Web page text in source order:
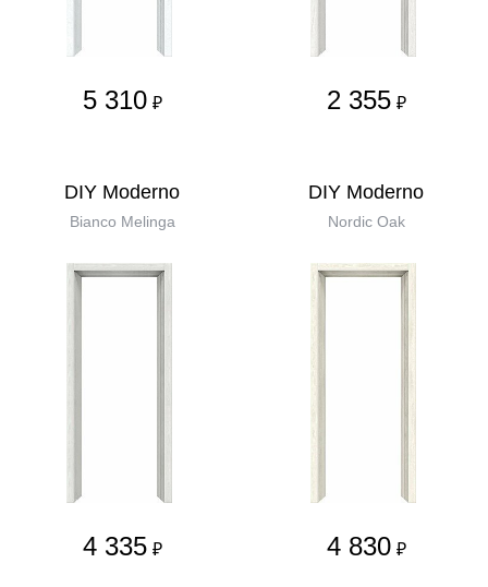
5 310 ₽ 2 355 ₽
DIY Moderno
Bianco Melinga
4 335 ₽
DIY Moderno
Nordic Oak
4 830 ₽